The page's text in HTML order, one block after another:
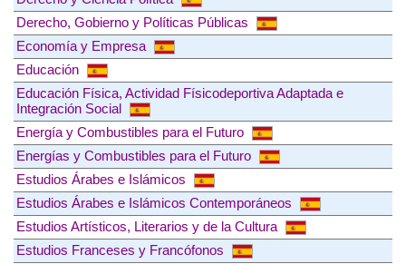
Derecho, Gobierno y Políticas Públicas
Economía y Empresa
Educación
Educación Física, Actividad Físicodeportiva Adaptada e
Integración Social
Energía y Combustibles para el Futuro
Energías y Combustibles para el Futuro
Estudios Árabes e Islámicos
Estudios Árabes e Islámicos Contemporáneos
Estudios Artísticos, Literarios y de la Cultura
Estudios Franceses y Francófonos